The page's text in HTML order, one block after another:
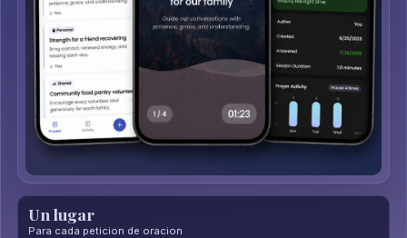
Un lugar
Para cada peticion de oracion